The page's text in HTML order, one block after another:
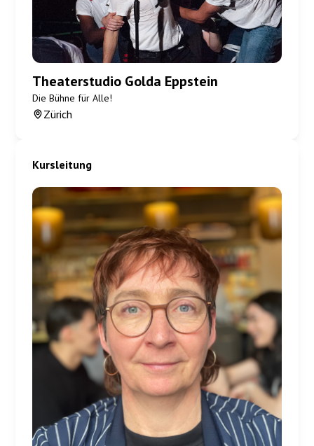
Theaterstudio Golda Eppstein
Die Bühne für Alle!
Zürich
Kursleitung